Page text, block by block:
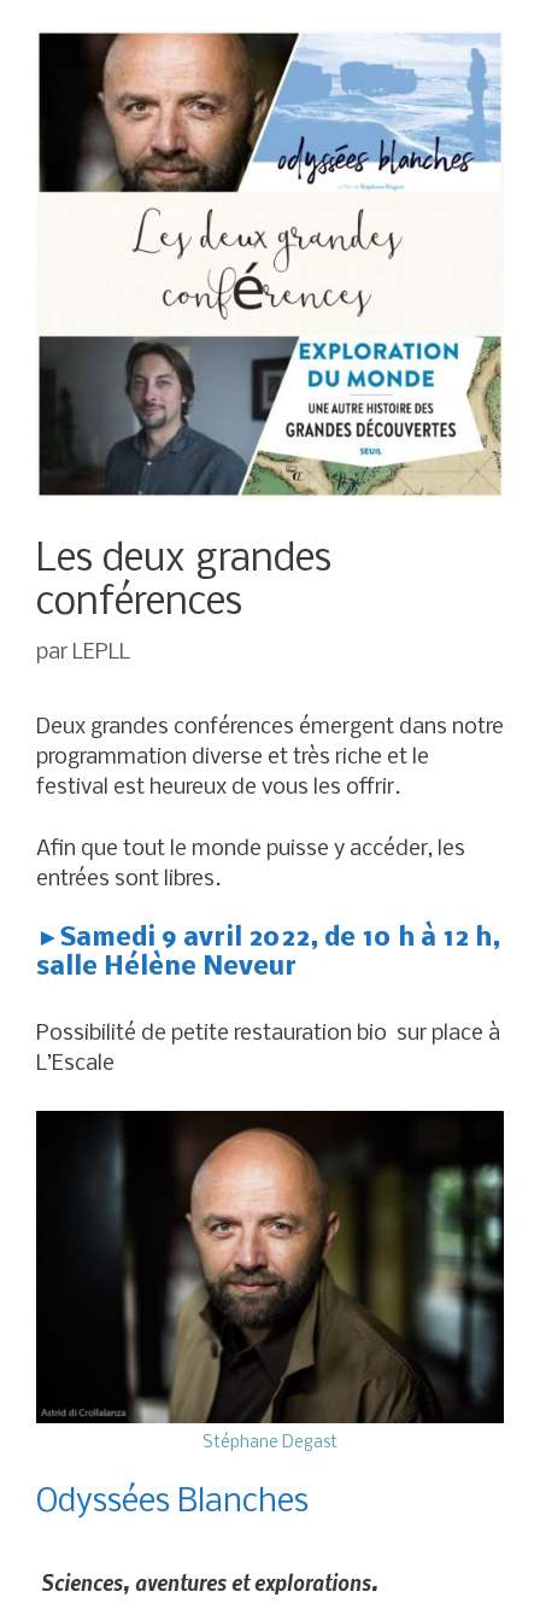
Les deux grandes
conférences
par LEPLL
Deux grandes conférences émergent dans notre
programmation diverse et très riche et le
festival est heureux de vous les offrir.
Afin que tout le monde puisse y accéder, les
entrées sont libres.
►Samedi 9 avril 2022, de 10 h à 12 h,
salle Hélène Neveur
Possibilité de petite restauration bio sur place à
L’Escale
Stéphane Degast
Odyssées Blanches
Sciences, aventures et explorations.